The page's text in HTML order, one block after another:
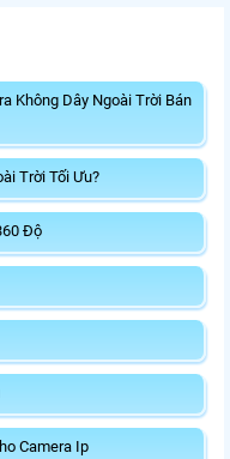
Không Dây Ngoài Trời Bán
Trời Tối Ưu?
Độ
Camera Ip